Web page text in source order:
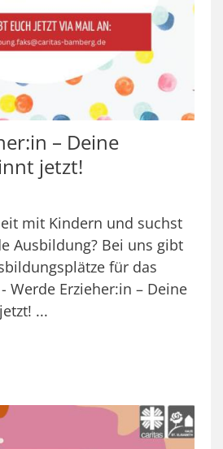
– Deine
jetzt!
mit Kindern und suchst
Ausbildung? Bei uns gibt
für das
Werde Erzieher:in – Deine
...